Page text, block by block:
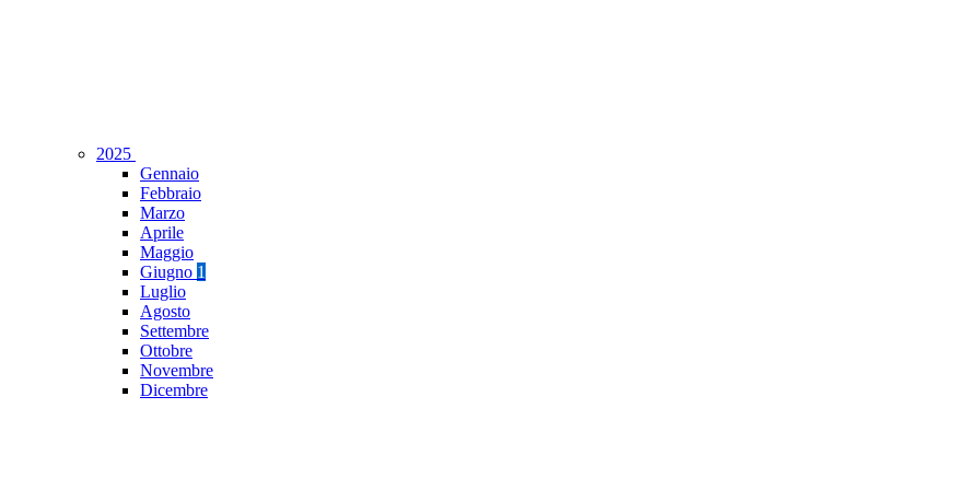
2025
Gennaio
Febbraio
Marzo
Aprile
Maggio
Giugno 1
Luglio
Agosto
Settembre
Ottobre
Novembre
Dicembre